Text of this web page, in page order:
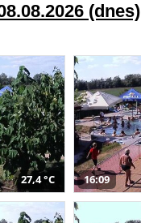
(dnes)
27,4 °C 16:09